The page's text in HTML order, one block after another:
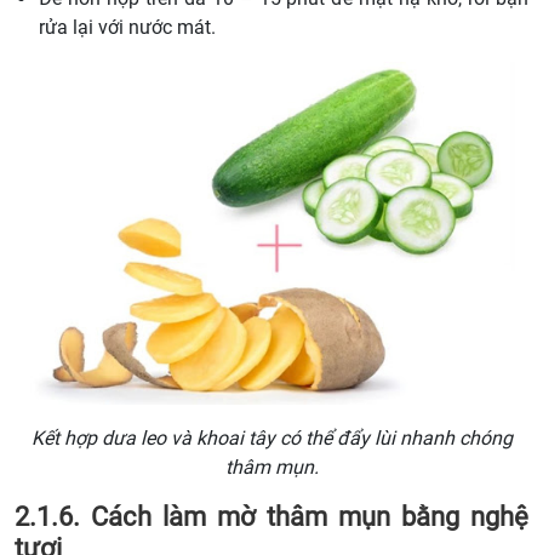
rửa lại với nước mát.
Kết hợp dưa leo và khoai tây có thể đẩy lùi nhanh chóng
thâm mụn.
2.1.6. Cách làm mờ thâm mụn bằng nghệ
tươi